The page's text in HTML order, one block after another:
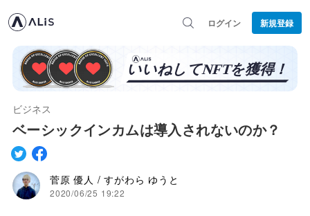
ログイン 新規登録
ビジネス
ベーシックインカムは導入されないのか？
菅原 優人 / すがわら ゆうと
2020/06/25 19:22